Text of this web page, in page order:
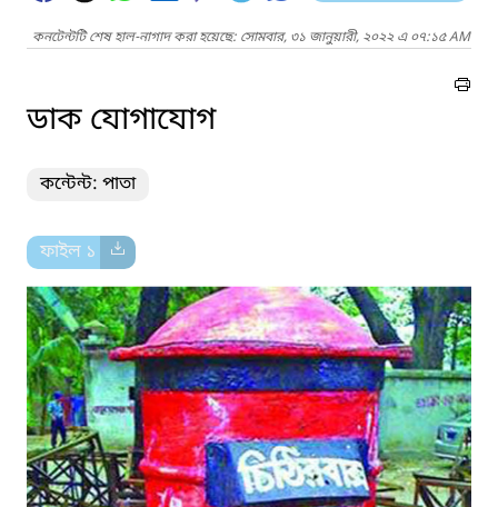
কনটেন্টটি শেষ হাল-নাগাদ করা হয়েছে: সোমবার, ৩১ জানুয়ারী, ২০২২ এ ০৭:১৫ AM
ডাক যোগাযোগ
কন্টেন্ট: পাতা
ফাইল ১